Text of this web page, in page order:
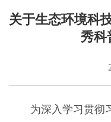
关于生态环境科
秀科
为深入学习贯彻习